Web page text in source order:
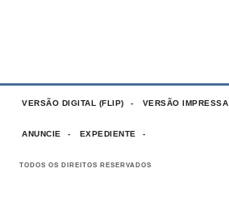
VERSÃO DIGITAL (FLIP) VERSÃO IMPRESSA
ANUNCIE EXPEDIENTE
TODOS OS DIREITOS RESERVADOS